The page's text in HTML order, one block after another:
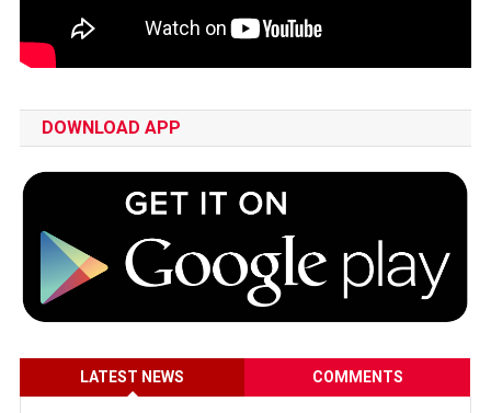
DOWNLOAD APP
LATEST NEWS COMMENTS